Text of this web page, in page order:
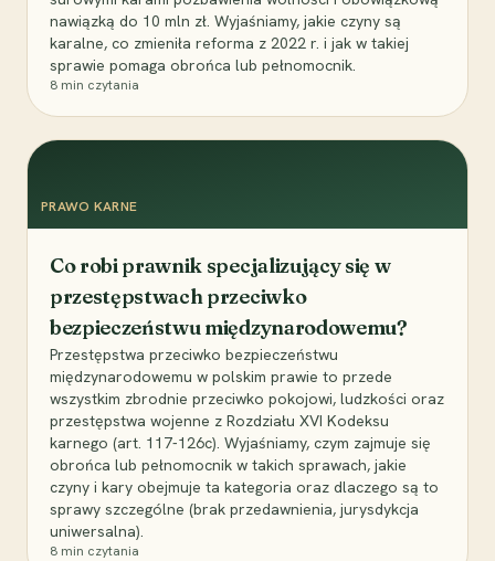
nawiązką do 10 mln zł. Wyjaśniamy, jakie czyny są
karalne, co zmieniła reforma z 2022 r. i jak w takiej
sprawie pomaga obrońca lub pełnomocnik.
8 min czytania
PRAWO KARNE
Co robi prawnik specjalizujący się w
przestępstwach przeciwko
bezpieczeństwu międzynarodowemu?
Przestępstwa przeciwko bezpieczeństwu
międzynarodowemu w polskim prawie to przede
wszystkim zbrodnie przeciwko pokojowi, ludzkości oraz
przestępstwa wojenne z Rozdziału XVI Kodeksu
karnego (art. 117-126c). Wyjaśniamy, czym zajmuje się
obrońca lub pełnomocnik w takich sprawach, jakie
czyny i kary obejmuje ta kategoria oraz dlaczego są to
sprawy szczególne (brak przedawnienia, jurysdykcja
uniwersalna).
8 min czytania